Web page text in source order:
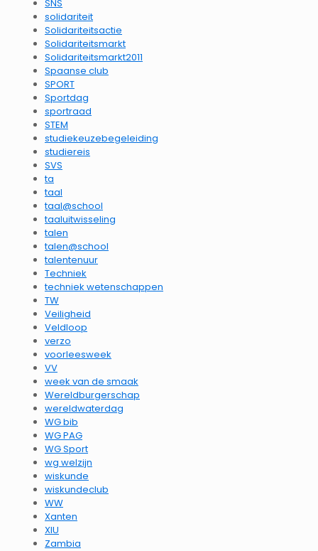
SNS
solidariteit
Solidariteitsactie
Solidariteitsmarkt
Solidariteitsmarkt2011
Spaanse club
SPORT
Sportdag
sportraad
STEM
studiekeuzebegeleiding
studiereis
SVS
ta
taal
taal@school
taaluitwisseling
talen
talen@school
talentenuur
Techniek
techniek wetenschappen
TW
Veiligheid
Veldloop
verzo
voorleesweek
VV
week van de smaak
Wereldburgerschap
wereldwaterdag
WG bib
WG PAG
WG Sport
wg welzijn
wiskunde
wiskundeclub
WW
Xanten
XIU
Zambia